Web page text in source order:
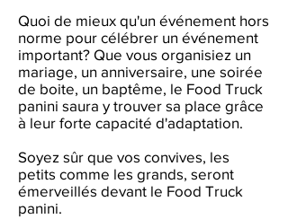
Quoi de mieux qu'un événement hors
norme pour célébrer un événement
important? Que vous organisiez un
mariage, un anniversaire, une soirée
de boite, un baptême, le Food Truck
panini saura y trouver sa place grâce
à leur forte capacité d'adaptation.
Soyez sûr que vos convives, les
petits comme les grands, seront
émerveillés devant le Food Truck
panini.